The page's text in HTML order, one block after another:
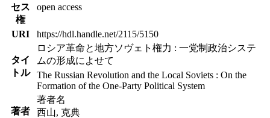
セス
権
open access
URI https://hdl.handle.net/2115/5150
タイ
トル
ロシア革命と地方ソヴェト権力 : 一党制政治システ
ムの形成によせて
The Russian Revolution and the Local Soviets : On the
Formation of the One-Party Political System
著者
著者名
西山, 克典